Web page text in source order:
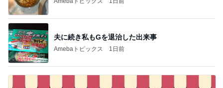
夫に続き私もGを退治した出来事
Amebaトピックス 1日前